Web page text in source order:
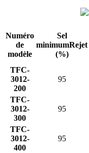
Numéro
de
modèle
Sel
minimumRejet
(%)
TFC-
3012-
200
95
TFC-
3012-
300
95
TFC-
3012-
400
95